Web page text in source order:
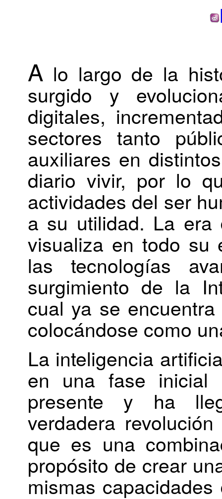
A lo largo de la
surgido y
digitales,
sectores tanto
auxiliares en
diario vivir, por lo
actividades del ser
a su utilidad. La
visualiza en todo su
las tecnologías
surgimiento de la
cual ya se
colocándose como
La inteligencia
en una fase inicial
presente y ha
verdadera
que es una
propósito de crear
mismas